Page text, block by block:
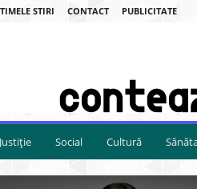
STIRI CONTACT PUBLICITATE
Justiție Social Cultură